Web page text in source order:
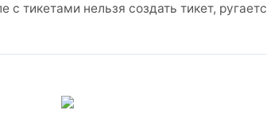
тикетами нельзя создать тикет,